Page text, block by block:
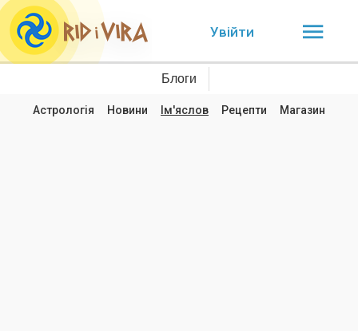
Увійти
Блоги
Астрологія Новини Ім'яслов Рецепти Магазин